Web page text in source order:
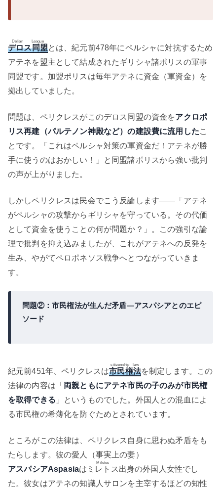
デロス同盟
Delian League
とは、紀元前478年にペルシャに対抗するため
アテネを盟主として結成されたギリシャ諸ポリスの軍事
同盟です。加盟ポリスは毎年アテネに資金（軍資金）を
拠出していました。
問題は、ペリクレスがこのデロス同盟の資金をアクロポ
リス再建（パルテノン神殿など）の建設費に流用したこ
とです。「これはペルシャ対策の軍資金だ！アテネが勝
手に使うのはおかしい！」と同盟諸ポリスから強い批判
の声が上がりました。
しかしペリクレスは民会でこう反論します——「アテネ
がペルシャの攻撃からギリシャを守っている。その代価
として資金を使うことの何が問題か？」。この強引な論
理で批判を抑え込みましたが、これがアテネへの反発を
生み、やがてペロポネソス戦争へとつながっていきま
す。
問題②：市民権法が生んだ矛盾―アスパシアとのエピ
ソード
紀元前451年、ペリクレスは市民権法
citizenship law
を制定します。この
法律の内容は「 両親ともにアテネ市民の子のみが市民権
を取得できる 」というものでした。外国人との混血によ
る市民権の希薄化を防ぐためとされています。
ところがこの法律は、ペリクレス自身に思わぬ矛盾をも
たらします。彼の愛人（事実上の妻）
アスパシアAspasiaは ミレトス
Miletos
出身の外国人女性でし
た。彼女はアテネの知識人サロンを主宰するほどの知性